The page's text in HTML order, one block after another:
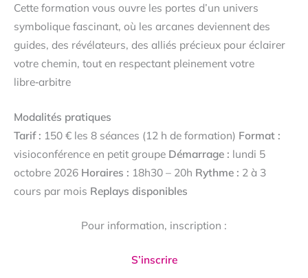
Cette formation vous ouvre les portes d’un univers
symbolique fascinant, où les arcanes deviennent des
guides, des révélateurs, des alliés précieux pour éclairer
votre chemin, tout en respectant pleinement votre
libre‑arbitre
Modalités pratiques
Tarif : 150 € les 8 séances (12 h de formation) Format :
visioconférence en petit groupe Démarrage : lundi 5
octobre 2026 Horaires : 18h30 – 20h Rythme : 2 à 3
cours par mois Replays disponibles
Pour information, inscription :
S’inscrire